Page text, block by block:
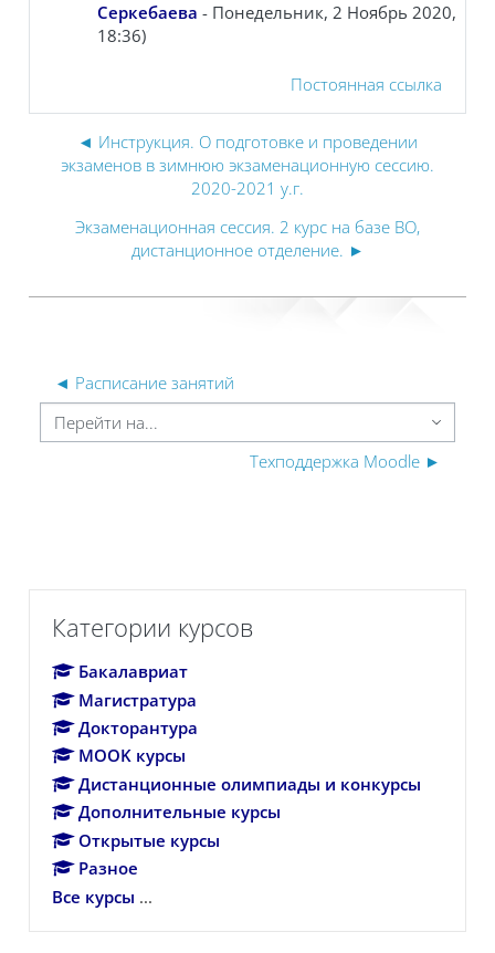
Серкебаева - Понедельник, 2 Ноябрь 2020,
18:36)
Постоянная ссылка
◄ Инструкция. О подготовке и проведении
экзаменов в зимнюю экзаменационную сессию.
2020-2021 у.г.
Экзаменационная сессия. 2 курс на базе ВО,
дистанционное отделение. ►
◄ Расписание занятий
на...
Техподдержка Moodle ►
Категории курсов
Бакалавриат
Магистратура
Докторантура
MOOK курсы
Дистанционные олимпиады и конкурсы
Дополнительные курсы
Открытые курсы
Разное
Все курсы ...